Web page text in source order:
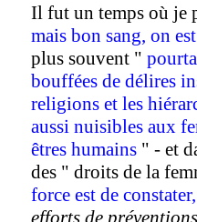
Il fut un temps où je
mais bon sang, on
plus souvent "
bouffées de délires
religions et les
aussi nuisibles aux
êtres humains " - et
des " droits de la
force est de constater,
efforts de